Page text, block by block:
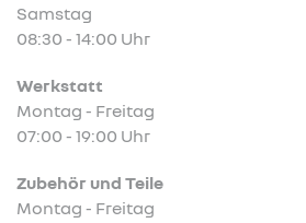
Samstag
08:30 - 14:00 Uhr
Werkstatt
Montag - Freitag
07:00 - 19:00 Uhr
Zubehör und Teile
Montag - Freitag